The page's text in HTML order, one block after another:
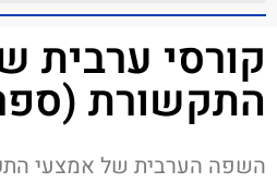
קורסי ערבית
התקשורת
השפה הערבית של אמצעי